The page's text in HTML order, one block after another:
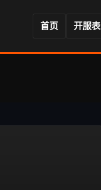
首页 开服表